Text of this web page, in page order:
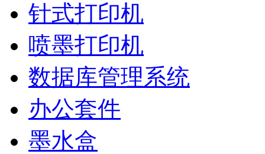
针式打印机
喷墨打印机
数据库管理系统
办公套件
墨水盒